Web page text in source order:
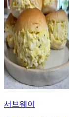
서브웨이